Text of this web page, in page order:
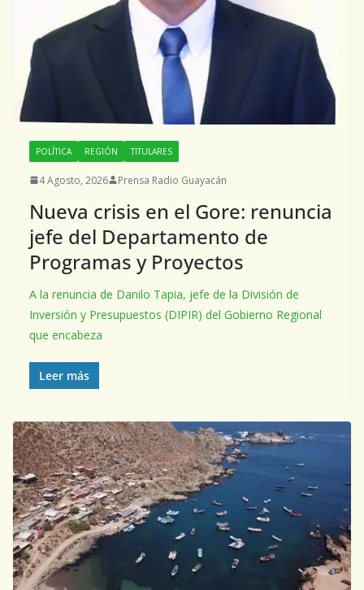
POLÍTICA REGIÓN TITULARES
4 Agosto, 2026 Prensa Radio Guayacán
Nueva crisis en el Gore: renuncia
jefe del Departamento de
Programas y Proyectos
A la renuncia de Danilo Tapia, jefe de la División de
Inversión y Presupuestos (DIPIR) del Gobierno Regional
que encabeza
Leer más